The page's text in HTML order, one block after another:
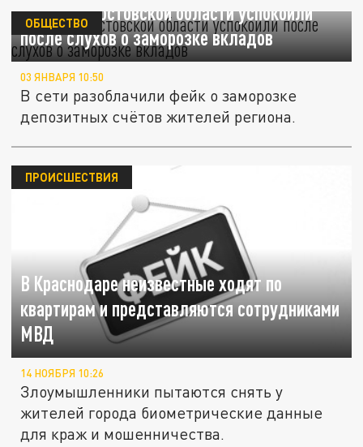
Жителей Ростовской области успокоили
после слухов о заморозке вкладов
ОБЩЕСТВО
03 ЯНВАРЯ 10:50
В сети разоблачили фейк о заморозке
депозитных счётов жителей региона.
В Краснодаре неизвестные ходят по
квартирам и представляются сотрудниками
МВД
ПРОИСШЕСТВИЯ
14 НОЯБРЯ 10:26
Злоумышленники пытаются снять у
жителей города биометрические данные
для краж и мошенничества.